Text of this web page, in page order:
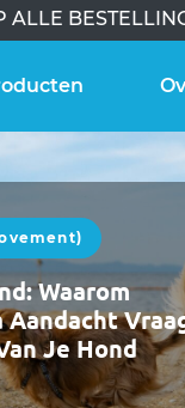
ALLE
Waarom
Je Hond
In juni